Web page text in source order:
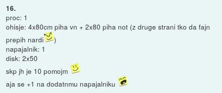
16.
proc: 1
ohisje: 4x80cm piha vn + 2x80 piha not (z druge strani tko da fajn
prepih nardi
)
napajalnik: 1
disk: 2x50
skp jh je 10 pomojm
aja se +1 na dodatnmu napajalniku